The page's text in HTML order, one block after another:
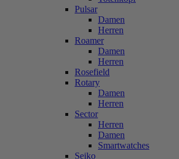
Pulsar
Damen
Herren
Roamer
Damen
Herren
Rosefield
Rotary
Damen
Herren
Sector
Herren
Damen
Smartwatches
Seiko